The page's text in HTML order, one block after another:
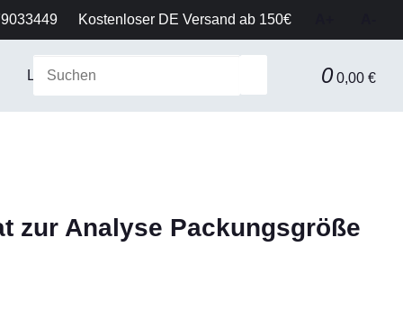
Kostenloser DE Versand ab 150€
0 0,00 €
Laborausstattung & Sicherheit Gerätetechnik
zur Analyse Packungsgröße